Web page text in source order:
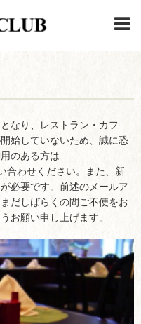
なり、レストラン・カフ
始していないため、誠に恐
のある方は
合わせください。また、新
必要です。前述のメールア
だしばらくの間ご不便をお
お願い申し上げます。
連絡先・駐車場
はこちら
›